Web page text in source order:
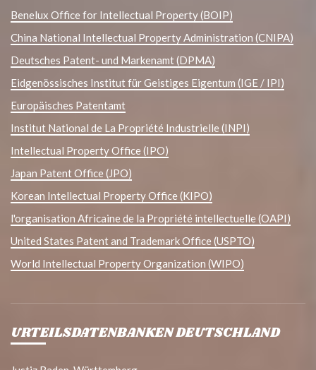
Benelux Office for Intellectual Property (BOIP)
China National Intellectual Property Administration (CNIPA)
Deutsches Patent- und Markenamt (DPMA)
Eidgenössisches Institut für Geistiges Eigentum (IGE / IPI)
Europäisches Patentamt
Institut National de La Propriété Industrielle (INPI)
Intellectual Property Office (IPO)
Japan Patent Office (JPO)
Korean Intellectual Property Office (KIPO)
l'organisation Africaine de la Propriété intellectuelle (OAPI)
United States Patent and Trademark Office (USPTO)
World Intellectual Property Organization (WIPO)
URTEILSDATENBANKEN DEUTSCHLAND